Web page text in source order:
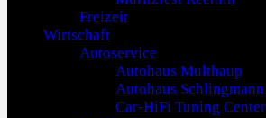
Freizeit
Wirtschaft
Autoservice
Autohaus Multhaup
Autohaus Schlingmann
Car-HiFi Tuning Center